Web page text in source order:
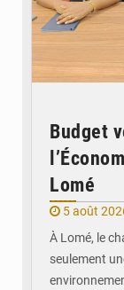
Budget
Lomé
5 août
À Lomé, le
seulement